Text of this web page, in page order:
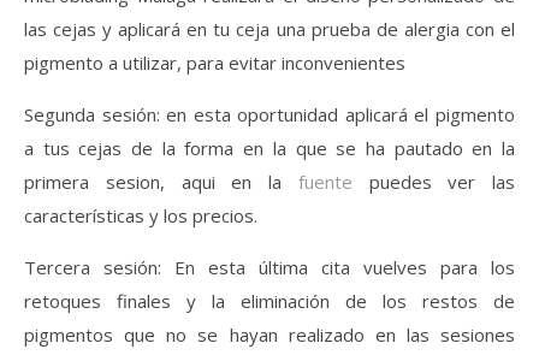
las cejas y aplicará en tu ceja una prueba de alergia con el
pigmento a utilizar, para evitar inconvenientes
Segunda sesión: en esta oportunidad aplicará el pigmento
a tus cejas de la forma en la que se ha pautado en la
primera sesion, aqui en la fuente puedes ver las
características y los precios.
Tercera sesión: En esta última cita vuelves para los
retoques finales y la eliminación de los restos de
pigmentos que no se hayan realizado en las sesiones